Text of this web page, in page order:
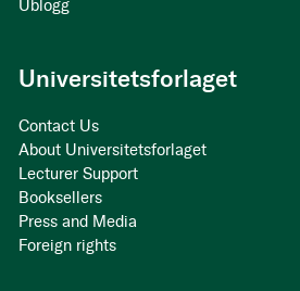
Ublogg
Universitetsforlaget
Contact Us
About Universitetsforlaget
Lecturer Support
Booksellers
Press and Media
Foreign rights